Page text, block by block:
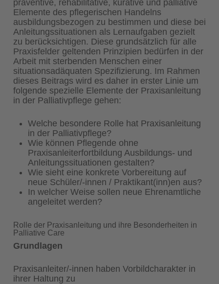
präventive, rehabilitative, kurative und palliative
Elemente des pflegerischen Handelns
ausbildungsbezogen zu bestimmen und diese bei
Anleitungssituationen als Lernaufgaben gezielt
zu berücksichtigen. Diese grundsätzlich für alle
Praxisfelder geltenden Prinzipien bedürfen in der
Arbeit mit sterbenden Menschen einer
situationsadäquaten Spezifizierung. Im Rahmen
dieses Beitrags wird es daher in erster Linie um
folgende spezielle Elemente der Praxisanleitung
in der Palliativpflege gehen:
Welche besondere Rolle hat Praxisanleitung
in der Palliativpflege?
Wie können Pflegende ohne
Praxisanleiterfortbildung Ausbildungs- und
Anleitungssituationen gestalten?
Wie sieht eine konkrete Vorbereitung auf
neue Schüler/-innen / Praktikant(inn)en aus?
In welcher Weise sollen neue Ehrenamtliche
angeleitet werden?
Rolle der Praxisanleitung und ihre Besonderheiten in
Palliative Care
Grundlagen
Praxisanleiter/-innen haben Vorbildcharakter in
ihrer Haltung zu